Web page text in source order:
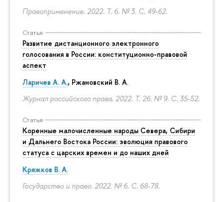
Правоприменение. 2022. Т. 6. № 3. С. 49-62.
Статья
Развитие дистанционного электронного
голосования в России: конституционно-правовой
аспект
Ларичев А. А., Ржановский В. А.
Журнал российского права. 2022. Т. 26. № 9. С. 35-52.
Статья
Коренные малочисленные народы Севера, Сибири
и Дальнего Востока России: эволюция правового
статуса с царских времен и до наших дней
Кряжков В. А.
Государство и право. 2022. № 6. С. 68-78.